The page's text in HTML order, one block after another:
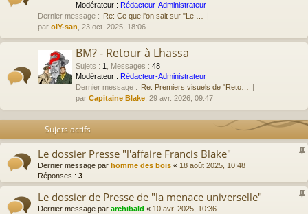
Modérateur : Rédacteur-Administrateur
Dernier message :
Re: Ce que l'on sait sur "Le …
par olY-san , 23 oct. 2025, 18:06
BM? - Retour à Lhassa
Sujets : 1 Messages : 48
Modérateur : Rédacteur-Administrateur
Dernier message :
Re: Premiers visuels de "Reto…
par Capitaine Blake , 29 avr. 2026, 09:47
Sujets actifs
Le dossier Presse "l'affaire Francis Blake"
Dernier message par homme des bois « 18 août 2025, 10:48
Réponses : 3
Le dossier de Presse de "la menace universelle"
Dernier message par archibald « 10 avr. 2025, 10:36